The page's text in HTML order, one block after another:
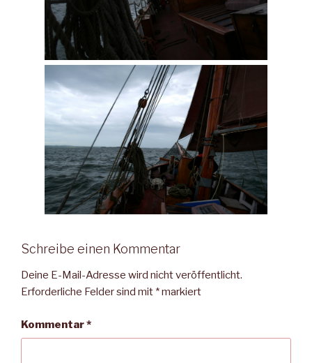
Schreibe einen Kommentar
Deine E-Mail-Adresse wird nicht veröffentlicht.
Erforderliche Felder sind mit *markiert
Kommentar*